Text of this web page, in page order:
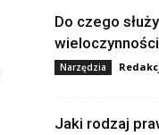
Do czego
Narzędzia
Jaki rodzaj